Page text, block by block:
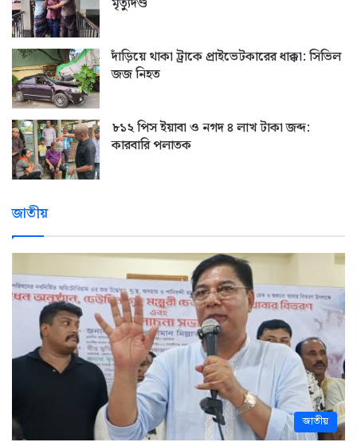
দাঁড়িয়ে থাকা ট্রাকে প্রাইভেটকারের ধাক্কা: সিভিল
জজ নিহত
৮১২ পিস ইয়াবা ও নগদ ৪ লাখ টাকা জব্দ:
কারবারি পলাতক
জাতীয়
জাতীয়